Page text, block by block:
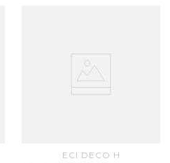
ECI DECO H